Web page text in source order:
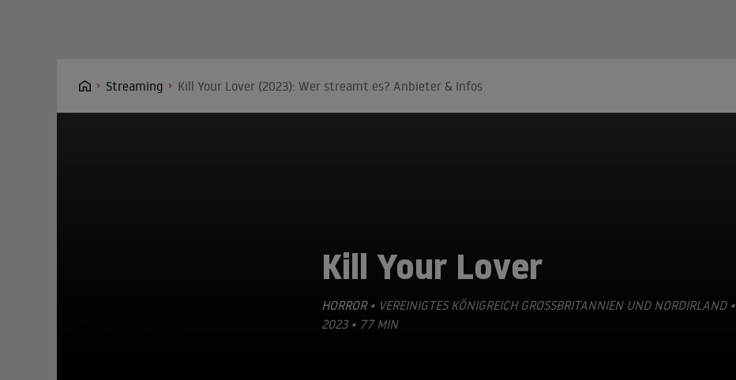
Streaming Kill Your Lover (2023): Wer streamt es? Anbieter & Infos
Kill Your Lover
HORROR• VEREINIGTES KÖNIGREICH GROSSBRITANNIEN UND NORDIRLAND • 2
023 • 77 MIN